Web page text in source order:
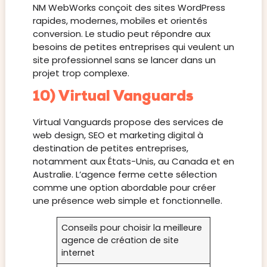
NM WebWorks conçoit des sites WordPress
rapides, modernes, mobiles et orientés
conversion. Le studio peut répondre aux
besoins de petites entreprises qui veulent un
site professionnel sans se lancer dans un
projet trop complexe.
10) Virtual Vanguards
Virtual Vanguards propose des services de
web design, SEO et marketing digital à
destination de petites entreprises,
notamment aux États-Unis, au Canada et en
Australie. L’agence ferme cette sélection
comme une option abordable pour créer
une présence web simple et fonctionnelle.
Conseils pour choisir la meilleure
agence de création de site
internet